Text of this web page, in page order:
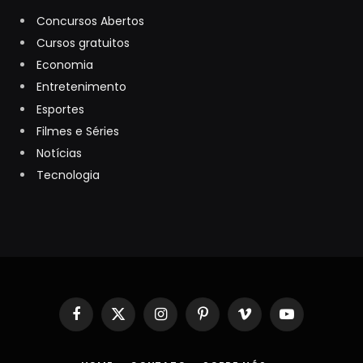
Concursos Abertos
Cursos gratuitos
Economia
Entretenimento
Esportes
Filmes e Séries
Notícias
Tecnologia
Facebook
X
(Twitter)
InstagramPinterestVimeo YouTube